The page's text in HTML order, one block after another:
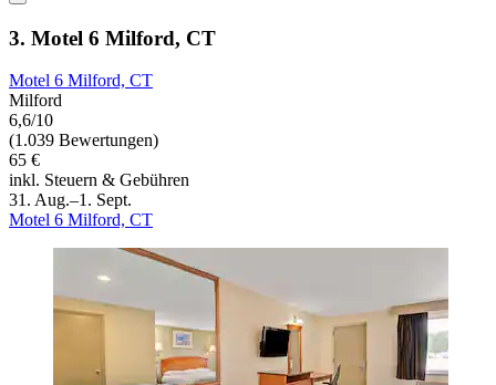
3. Motel 6 Milford, CT
Motel 6 Milford, CT
Milford
6,6/10
(1.039 Bewertungen)
65 €
inkl. Steuern & Gebühren
31. Aug.–1. Sept.
Motel 6 Milford, CT